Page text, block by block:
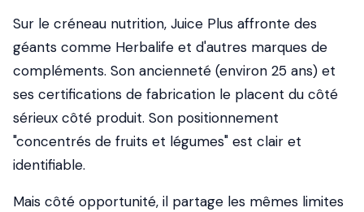
Sur le créneau nutrition, Juice Plus affronte des
géants comme Herbalife et d'autres marques de
compléments. Son ancienneté (environ 25 ans) et
ses certifications de fabrication le placent du côté
sérieux côté produit. Son positionnement
"concentrés de fruits et légumes" est clair et
identifiable.
Mais côté opportunité, il partage les mêmes limites